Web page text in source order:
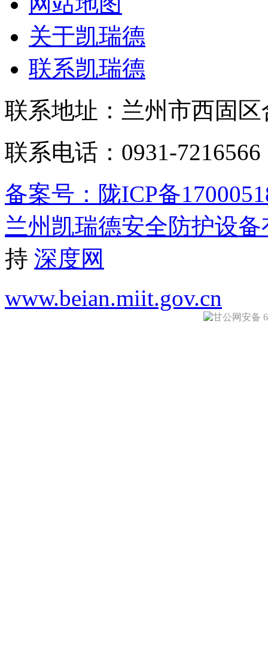
关于凯瑞德
联系凯瑞德
联系地址：兰州市西固
联系电话：0931-
备案号：陇ICP备
兰州凯瑞德安全防护设
持 深度网
www.beian.miit.gov.cn
甘公网安备